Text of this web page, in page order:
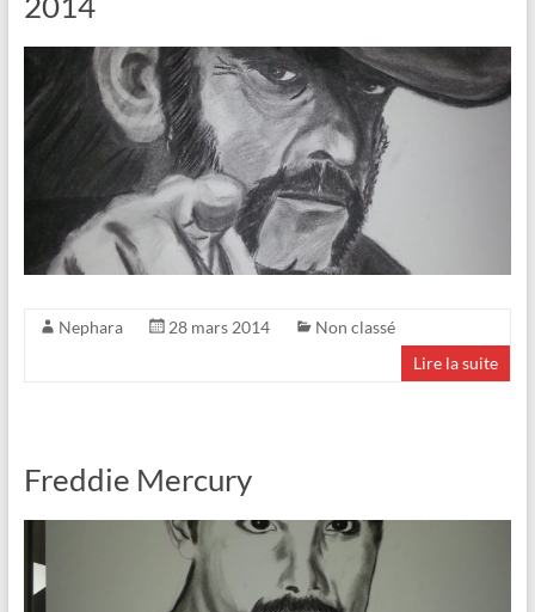
Nephara 28 mars 2014
Non classé
Lire la suite
Freddie Mercury